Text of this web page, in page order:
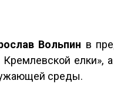
Вольпин в
Кремлевской
среды.